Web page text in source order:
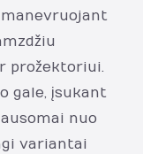
prožektoriui.
gale, įsukant
nuo
variantai